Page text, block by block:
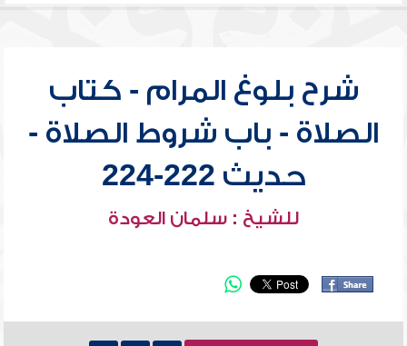
شرح بلوغ المرام - كتاب
الصلاة - باب شروط الصلاة -
حديث 222-224
للشيخ : سلمان العودة